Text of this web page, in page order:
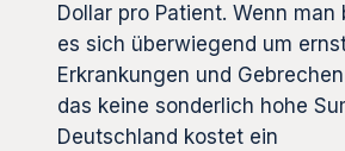
Dollar pro Patient. Wenn man
es sich überwiegend um
Erkrankungen und
das keine sonderlich hohe
Deutschland kostet ein